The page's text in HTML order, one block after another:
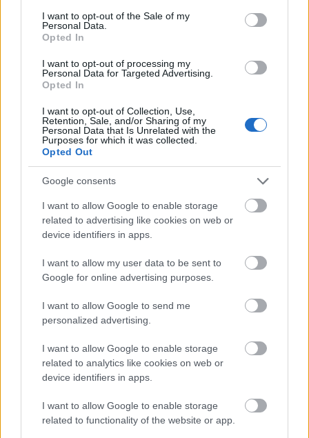
consent section.
I want to opt-out of the Sale of my
Personal Data.
Opted In
I want to opt-out of processing my
Personal Data for Targeted Advertising.
Opted In
I want to opt-out of Collection, Use,
Retention, Sale, and/or Sharing of my
Personal Data that Is Unrelated with the
Purposes for which it was collected.
Opted Out
Google consents
I want to allow Google to enable storage
related to advertising like cookies on web or
device identifiers in apps.
I want to allow my user data to be sent to
Google for online advertising purposes.
I want to allow Google to send me
personalized advertising.
I want to allow Google to enable storage
related to analytics like cookies on web or
device identifiers in apps.
I want to allow Google to enable storage
related to functionality of the website or app.
játszótér Debrecen egyik legfontosabb
terén
Fából épül Budakeszi új óvodája
termeléssel tehermentesíti a
villamosenergia-rendszert a STRABAG
AJÁNLJUK MÉG
HÍRLEVÉL
E-mail cím